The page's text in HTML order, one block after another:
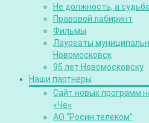
Не должность, а судьба
Правовой лабиринт
Фильмы
Лауреаты
Новомосковск
95 лет Новомосковску
Наши партнеры
Сайт новых программ
«Че»
АО “Росин.телеком”